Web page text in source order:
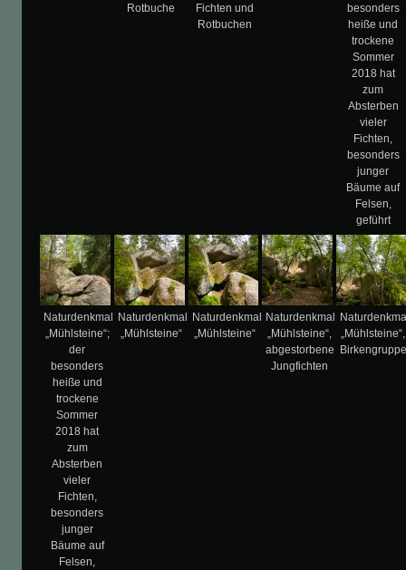
Rotbuche
Fichten und
Rotbuchen
besonders
heiße und
trockene
Sommer
2018 hat
zum
Absterben
vieler
Fichten,
besonders
junger
Bäume auf
Felsen,
geführt
Naturdenkmal
„Mühlsteine“;
der
besonders
heiße und
trockene
Sommer
2018 hat
zum
Absterben
vieler
Fichten,
besonders
junger
Bäume auf
Felsen,
Naturdenkmal
„Mühlsteine“
Naturdenkmal
„Mühlsteine“
Naturdenkmal
„Mühlsteine“,
abgestorbene
Jungfichten
„Mühlsteine“,
Birkengruppe